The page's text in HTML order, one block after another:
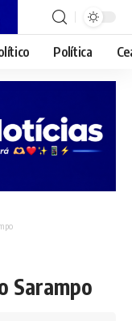
Política
Sarampo